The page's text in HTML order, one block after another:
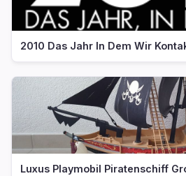
2010 Das Jahr In Dem Wir
Luxus Playmobil Piratenschiff